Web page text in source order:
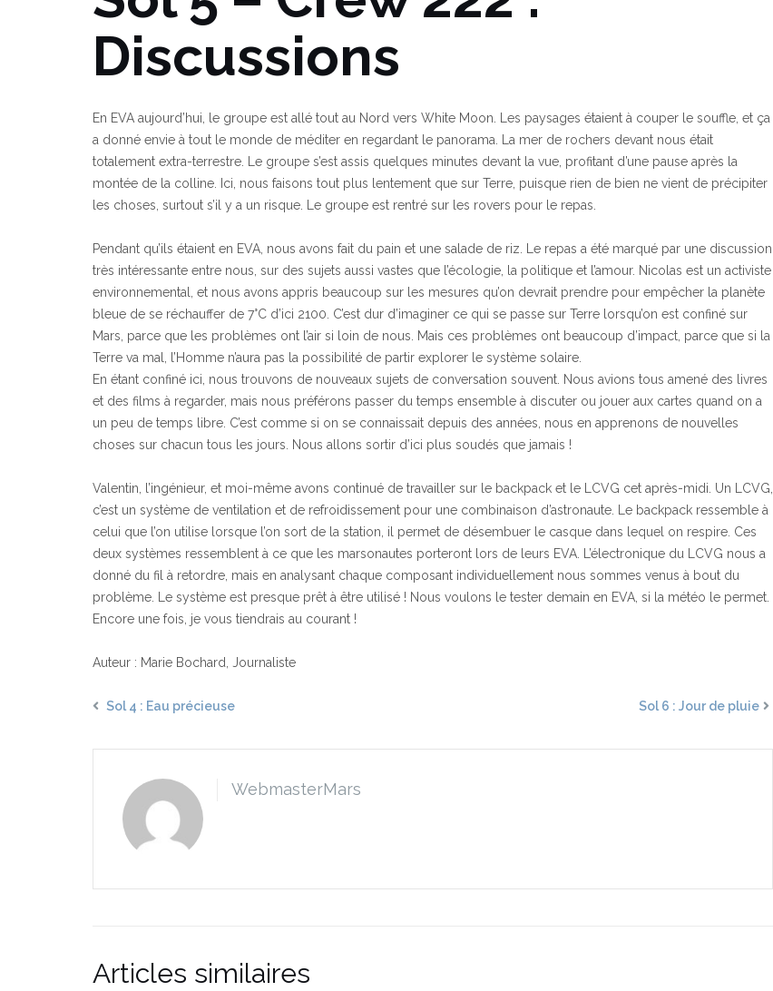
Discussions
En EVA aujourd’hui, le groupe est allé tout au Nord vers White Moon. Les paysages étaient à couper le souffle, et ça
a donné envie à tout le monde de méditer en regardant le panorama. La mer de rochers devant nous était
totalement extra-terrestre. Le groupe s’est assis quelques minutes devant la vue, profitant d’une pause après la
montée de la colline. Ici, nous faisons tout plus lentement que sur Terre, puisque rien de bien ne vient de précipiter
les choses, surtout s’il y a un risque. Le groupe est rentré sur les rovers pour le repas.
Pendant qu’ils étaient en EVA, nous avons fait du pain et une salade de riz. Le repas a été marqué par une discussion
très intéressante entre nous, sur des sujets aussi vastes que l’écologie, la politique et l’amour. Nicolas est un activiste
environnemental, et nous avons appris beaucoup sur les mesures qu’on devrait prendre pour empêcher la planète
bleue de se réchauffer de 7°C d’ici 2100. C’est dur d’imaginer ce qui se passe sur Terre lorsqu’on est confiné sur
Mars, parce que les problèmes ont l’air si loin de nous. Mais ces problèmes ont beaucoup d’impact, parce que si la
Terre va mal, l’Homme n’aura pas la possibilité de partir explorer le système solaire.
En étant confiné ici, nous trouvons de nouveaux sujets de conversation souvent. Nous avions tous amené des livres
et des films à regarder, mais nous préférons passer du temps ensemble à discuter ou jouer aux cartes quand on a
un peu de temps libre. C’est comme si on se connaissait depuis des années, nous en apprenons de nouvelles
choses sur chacun tous les jours. Nous allons sortir d’ici plus soudés que jamais !
Valentin, l’ingénieur, et moi-même avons continué de travailler sur le backpack et le LCVG cet après-midi. Un LCVG,
c’est un système de ventilation et de refroidissement pour une combinaison d’astronaute. Le backpack ressemble à
celui que l’on utilise lorsque l’on sort de la station, il permet de désembuer le casque dans lequel on respire. Ces
deux systèmes ressemblent à ce que les marsonautes porteront lors de leurs EVA. L’électronique du LCVG nous a
donné du fil à retordre, mais en analysant chaque composant individuellement nous sommes venus à bout du
problème. Le système est presque prêt à être utilisé ! Nous voulons le tester demain en EVA, si la météo le permet.
Encore une fois, je vous tiendrais au courant !
Auteur : Marie Bochard, Journaliste
Sol 4 : Eau précieuse Sol 6 : Jour de pluie
WebmasterMars
Articles similaires